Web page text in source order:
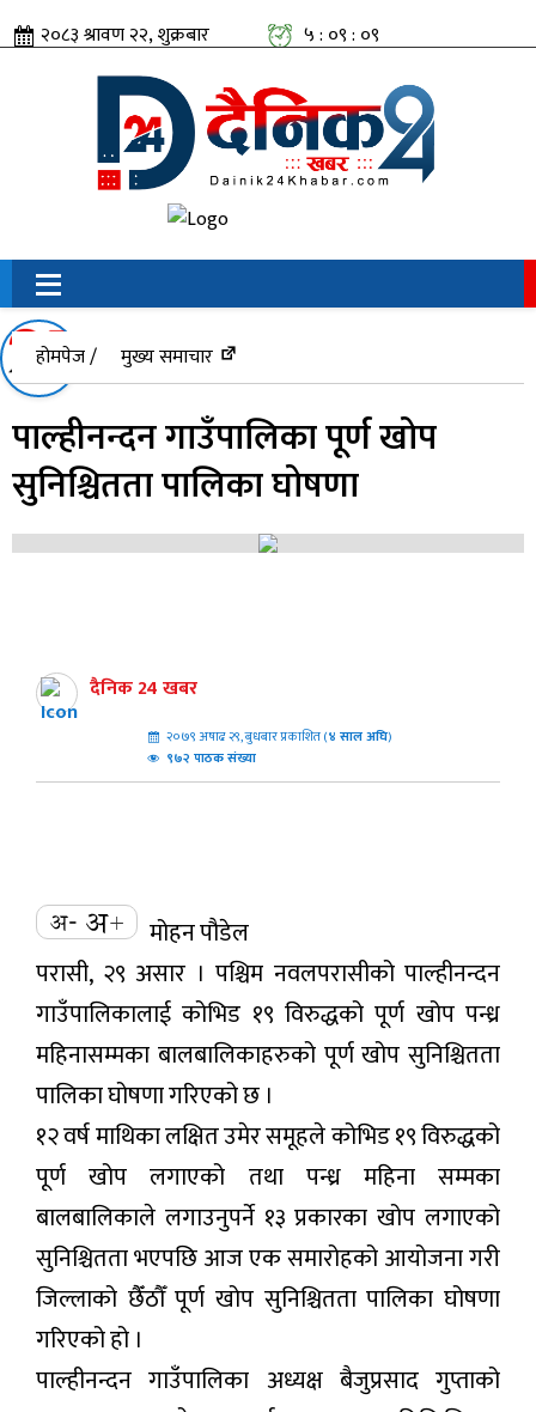
२०८३ श्रावण २२, शुक्रबार
५ : ०९ : ०९
सामाजिक संजालतिर:
होमपेज / मुख्य समाचार
पाल्हीनन्दन गाउँपालिका पूर्ण खोप
सुनिश्चितता पालिका घोषणा
दैनिक 24 खबर
२०७९ अषाढ २९, बुधबार प्रकाशित (४ साल अघि)
९७२ पाठक संख्या
मोहन पौडेल
परासी, २९ असार । पश्चिम नवलपरासीको पाल्हीनन्दन
गाउँपालिकालाई कोभिड १९ विरुद्धको पूर्ण खोप पन्ध्र
महिनासम्मका बालबालिकाहरुको पूर्ण खोप सुनिश्चितता
पालिका घोषणा गरिएको छ ।
१२ वर्ष माथिका लक्षित उमेर समूहले कोभिड १९ विरुद्धको
पूर्ण खोप लगाएको तथा पन्ध्र महिना सम्मका
बालबालिकाले लगाउनुपर्ने १३ प्रकारका खोप लगाएको
सुनिश्चितता भएपछि आज एक समारोहको आयोजना गरी
जिल्लाको छैँठौँ पूर्ण खोप सुनिश्चितता पालिका घोषणा
गरिएको हो ।
पाल्हीनन्दन गाउँपालिका अध्यक्ष बैजुप्रसाद गुप्ताको